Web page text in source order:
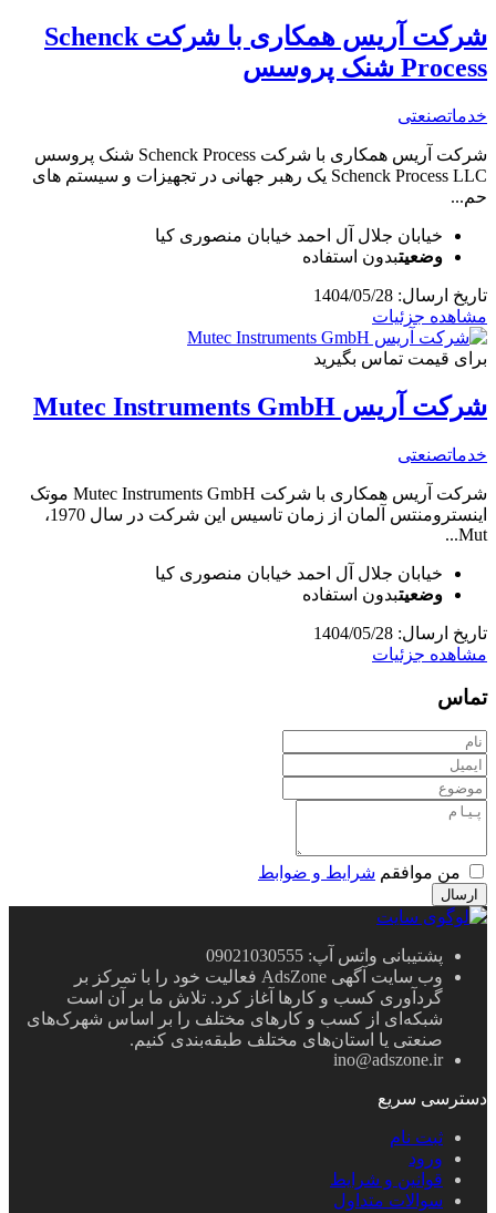
شرکت آریس همکاری با شرکت Schenck
Process شنک پروسس
خدماتصنعتی
شرکت آریس همکاری با شرکت Schenck Process شنک پروسس
Schenck Process LLC یک رهبر جهانی در تجهیزات و سیستم های
حم...
خیابان جلال آل احمد خیابان منصوری کیا
وضعیتبدون استفاده
تاریخ ارسال: 1404/05/28
مشاهده جزئیات
برای قیمت تماس بگیرید
شرکت آریس Mutec Instruments GmbH
خدماتصنعتی
شرکت آریس همکاری با شرکت Mutec Instruments GmbH موتک
اینسترومنتس آلمان از زمان تاسیس این شرکت در سال 1970،
Mut...
خیابان جلال آل احمد خیابان منصوری کیا
وضعیتبدون استفاده
تاریخ ارسال: 1404/05/28
مشاهده جزئیات
تماس
من موافقم شرایط و ضوابط
ارسال
پشتیبانی واتس آپ: 09021030555
وب سایت آگهی AdsZone فعالیت خود را با تمرکز بر
گردآوری کسب و کارها آغاز کرد. تلاش ما بر آن است
شبکه‌ای از کسب و کارهای مختلف را بر اساس شهرک‌های
صنعتی یا استان‌های مختلف طبقه‌بندی کنیم.
ino@adszone.ir
دسترسی سریع
ثبت نام
ورود
قوانین و شرایط
سوالات متداول